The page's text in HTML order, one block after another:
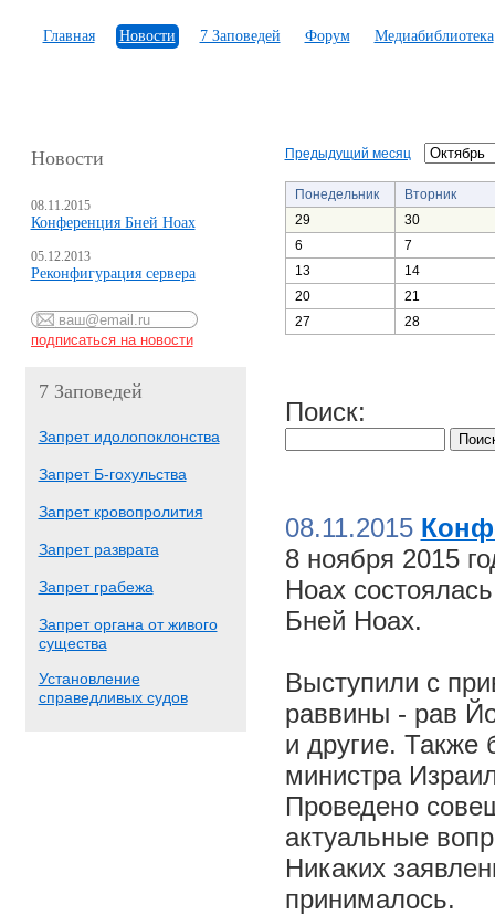
Главная Новости 7 Заповедей Форум Медиабиблиотека
Новости
08.11.2015
Конференция Бней Ноах
05.12.2013
Реконфигурация сервера
7 Заповедей
Запрет идолопоклонства
Запрет Б-гохульства
Запрет кровопролития
Запрет разврата
Запрет грабежа
Запрет органа от живого
существа
Установление
справедливых судов
Предыдущий месяц
Понедельник
Вторник
29
30
6
7
13
14
20
21
27
28
Поиск:
08.11.2015
8 ноября 2015
Ноах
Бней Ноах.
Выступили с
раввины - рав
и другие. Также
министра
Проведено
актуальные
Никаких
принималось.